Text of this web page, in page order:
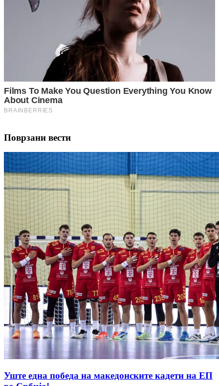
Поврзани вести
Уште една победа на македонските кадети на ЕП